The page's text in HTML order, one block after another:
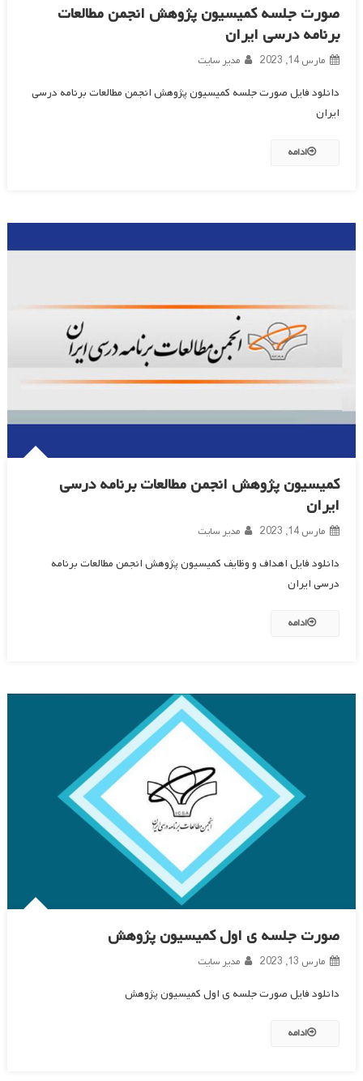
صورت جلسه کمیسیون پژوهش انجمن مطالعات
برنامه درسی ایران
مارس 14, 2023 مدیر سایت
دانلود فایل صورت جلسه کمیسیون پژوهش انجمن مطالعات برنامه درسی
ایران
ادامه
کمیسیون پژوهش انجمن مطالعات برنامه درسی
ایران
مارس 14, 2023 مدیر سایت
دانلود فایل اهداف و وظایف کمیسیون پژوهش انجمن مطالعات برنامه
درسی ایران
ادامه
صورت جلسه ی اول کمیسیون پژوهش
مارس 13, 2023 مدیر سایت
دانلود فایل صورت جلسه ی اول کمیسیون پژوهش
ادامه